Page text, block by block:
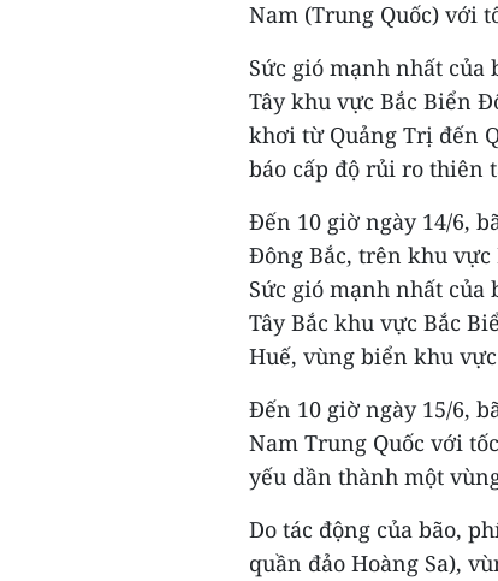
Nam (Trung Quốc) với
Sức gió mạnh nhất của
Tây khu vực Bắc Biển
khơi từ Quảng Trị đến
báo cấp độ rủi ro thiên
Đến 10 giờ ngày 14/6,
Đông Bắc, trên khu vực
Sức gió mạnh nhất của
Tây Bắc khu vực Bắc
Huế, vùng biển khu
Đến 10 giờ ngày 15/6,
Nam Trung Quốc với
yếu dần thành một
Do tác động của bão,
quần đảo Hoàng Sa),